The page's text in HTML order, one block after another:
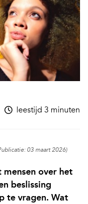
leestijd 3 minuten
03 maart 2026)
over het
beslissing
te vragen. Wat